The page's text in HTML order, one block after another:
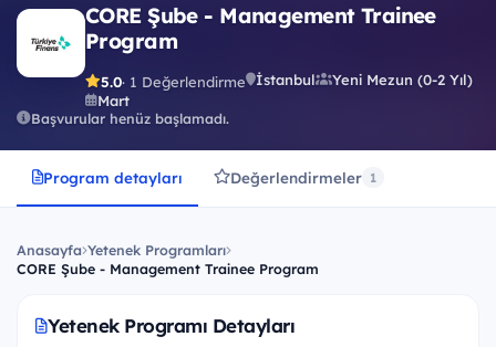
CORE Şube - Management Trainee
Program
5.0· 1 Değerlendirme İstanbul
Yeni Mezun (0-2 Yıl)
Mart
Başvurular henüz başlamadı.
Program detayları Değerlendirmeler 1
Anasayfa Yetenek Programları
CORE Şube - Management Trainee Program
Yetenek Programı Detayları